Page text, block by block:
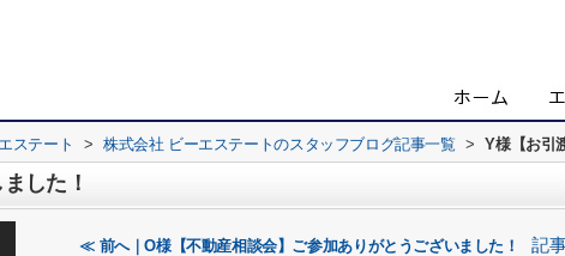
ステート > 株式会社 ビーエステートのスタッフブログ記事一覧 > Y様【お引
した！
≪ 前へ｜O様【不動産相談会】ご参加ありがとうございました！ 記